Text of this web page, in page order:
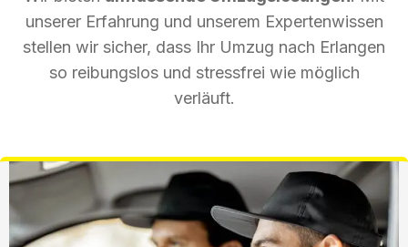
unserer Erfahrung und unserem Expertenwissen
stellen wir sicher, dass Ihr Umzug nach Erlangen
so reibungslos und stressfrei wie möglich
verläuft.